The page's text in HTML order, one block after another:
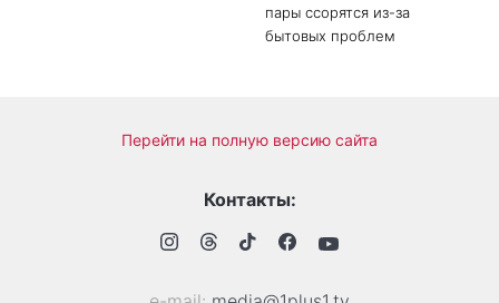
пары ссорятся из-за
бытовых проблем
Перейти на полную версию сайта
Контакты: